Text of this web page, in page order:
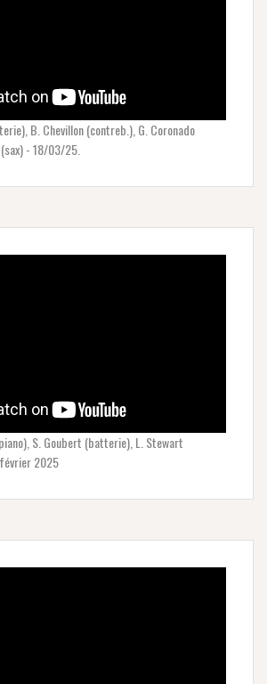
B. Chevillon (contreb.), G. Coronado
- 18/03/25.
S. Goubert (batterie), L. Stewart
2025